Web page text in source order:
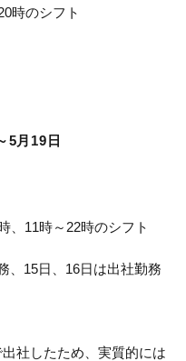
時のシフト
5月19日
、11時～22時のシフト
、15日、16日は出社勤務
社したため、実質的には